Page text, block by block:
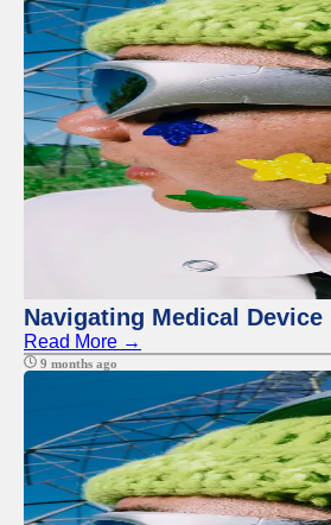
Navigating Medical
Read More →
9 months ago